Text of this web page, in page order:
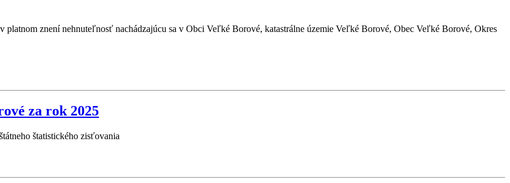
platnom znení nehnuteľnosť nachádzajúcu sa v Obci Veľké Borové, katastrálne územie Veľké Borové, Obec Veľké Borové, Okres
za rok 2025
štatistického zisťovania